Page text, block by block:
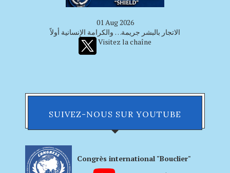
01 Aug 2026
الاتجار بالبشر جريمة… والكرامة الإنسانية أولاً
Visitez la chaîne
SUIVEZ-NOUS SUR YOUTUBE
Congrès international "Bouclier"